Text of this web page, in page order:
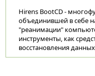
Hirens BootCD -
объединившей в себе
"реанимации"
инструменты, как
восстановления